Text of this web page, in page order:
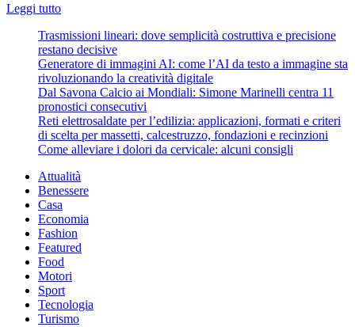
Leggi tuttoLeggi
più
su
Parma
Juve:
la
prima
partita
della
serie
2019-
2020
Trasmissioni lineari: dove semplicità costruttiva e precisione
restano decisive
Generatore di immagini AI: come l’AI da testo a immagine sta
rivoluzionando la creatività digitale
Dal Savona Calcio ai Mondiali: Simone Marinelli centra 11
pronostici consecutivi
Reti elettrosaldate per l’edilizia: applicazioni, formati e criteri
di scelta per massetti, calcestruzzo, fondazioni e recinzioni
Come alleviare i dolori da cervicale: alcuni consigli
Attualità
Benessere
Casa
Economia
Fashion
Featured
Food
Motori
Sport
Tecnologia
Turismo